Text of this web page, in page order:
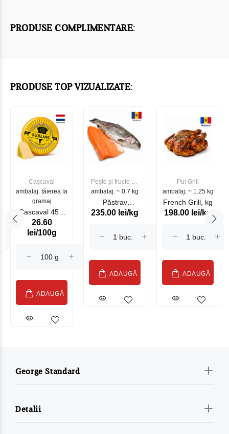
PRODUSE COMPLIMENTARE:
PRODUSE TOP VIZUALIZATE:
Cașcaval
ambalaj: tăierea la
gramaj
Cascaval 45%
Maasdam
Sublime Cow
26.60
lei/100g
ADAUGĂ
Pește și fructe de
mare
ambalaj: ~ 0.7 kg
Păstrav
Somonat
235.00 lei/kg
ADAUGĂ
Pui Grill
ambalaj: ~ 1.25 kg
French Grill, kg
198.00 lei/kg
ADAUGĂ
George Standard
Detalii